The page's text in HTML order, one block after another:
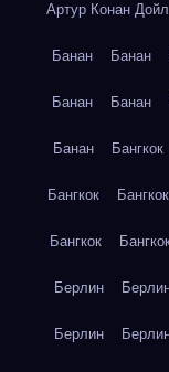
Артур Конан
Банан Банан
Банан Банан
Банан Бангкок
Бангкок Бангкок
Бангкок
Берлин
Берлин